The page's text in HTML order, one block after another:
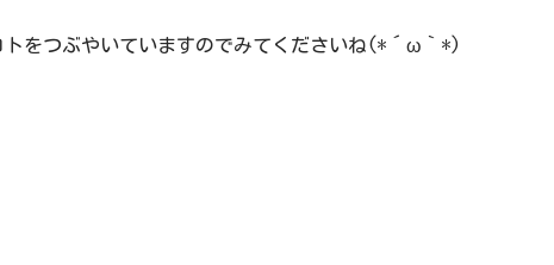
トをつぶやいていますのでみてくださいね(*´ω｀*)